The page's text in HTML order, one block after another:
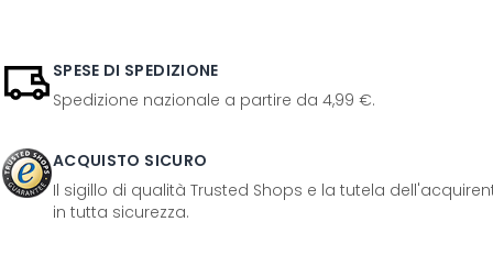
SPESE DI SPEDIZIONE
Spedizione nazionale a partire da 4,99 €.
ACQUISTO SICURO
Il sigillo di qualità Trusted Shops e la tutela
in tutta sicurezza.